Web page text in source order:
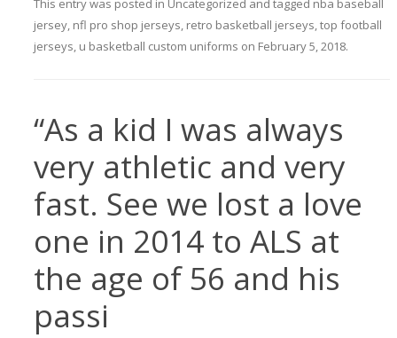
This entry was posted in Uncategorized and tagged nba baseball
jersey, nfl pro shop jerseys, retro basketball jerseys,top football
jerseys, u basketball custom uniforms on February 5, 2018.
“As a kid I was always
very athletic and very
fast. See we lost a love
one in 2014 to ALS at
the age of 56 and his
passi